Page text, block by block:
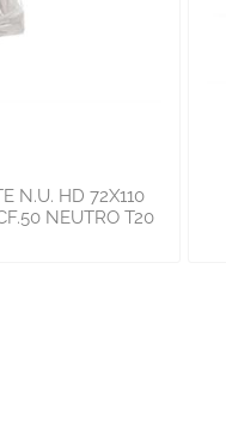
N.U. HD 72X110
NEUTRO T20